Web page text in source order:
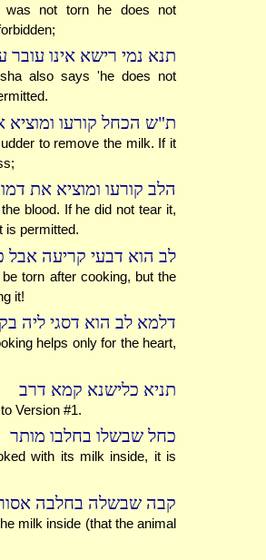
not torn he does not
תנא נמי רישא אינו עובר
also says 'he does not
ת"ש הכחל קורעו ומוציא
to remove the milk. If it
הלב קורעו ומוציא את
blood. If he did not tear it,
is permitted.
לב הוא דבעי קריעה אבל
torn after cooking, but the
it!
דלמא לב הוא דסגי ליה
helps only for the heart,
תניא כלישנא קמא דרב
Version #1.
כחל שבשלו בחלבו מותר
with its milk inside, it is
קבה שבשלה בחלבה
milk inside (that the animal